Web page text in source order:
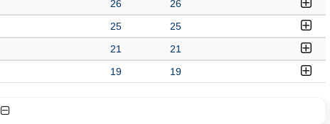
26
26
25
25
21
21
19 19